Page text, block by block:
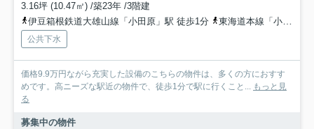
3.16坪 (10.47㎡) /築23年 /3階建
伊豆箱根鉄道大雄山線「小田原」駅 徒歩1分
東海道本線「小田原」駅 徒歩2分
公共下水
価格9.9万円ながら充実した設備のこちらの物件は、多くの方におすす
めです。高ニーズな駅近の物件で、徒歩1分で駅に行くこと... もっと見
る
募集中の物件